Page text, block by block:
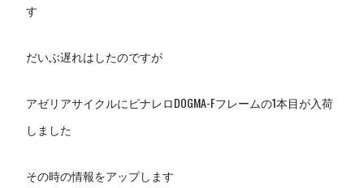
す
だいぶ遅れはしたのですが
アゼリアサイクルにピナレロDOGMA-Fフレームの1本目が入荷
しました
その時の情報をアップします